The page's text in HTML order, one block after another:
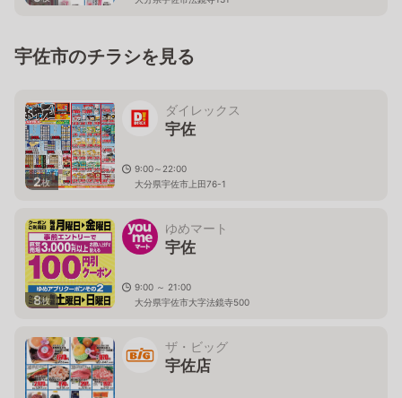
宇佐市のチラシを見る
2枚
ダイレックス
宇佐
9:00～22:00
大分県宇佐市上田76-1
8枚
ゆめマート
宇佐
9:00 ～ 21:00
大分県宇佐市大字法鏡寺500
ザ・ビッグ
宇佐店